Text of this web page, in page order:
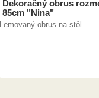
Dekoračný obrus
85cm "Nina"
Lemovaný obrus na stôl